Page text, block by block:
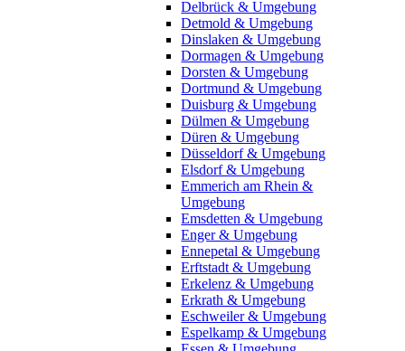
Delbrück & Umgebung
Detmold & Umgebung
Dinslaken & Umgebung
Dormagen & Umgebung
Dorsten & Umgebung
Dortmund & Umgebung
Duisburg & Umgebung
Dülmen & Umgebung
Düren & Umgebung
Düsseldorf & Umgebung
Elsdorf & Umgebung
Emmerich am Rhein &
Umgebung
Emsdetten & Umgebung
Enger & Umgebung
Ennepetal & Umgebung
Erftstadt & Umgebung
Erkelenz & Umgebung
Erkrath & Umgebung
Eschweiler & Umgebung
Espelkamp & Umgebung